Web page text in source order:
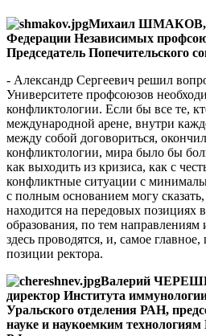
Михаил ШМАКОВ,
Федерации Незавиcимых
Председатель Попечительского
- Александр Сергеевич решил
Университете профсоюзов
конфликтологии. Если бы все те,
международной арене, внутри
между собой договориться,
конфликтологии, мира было бы
как выходить из кризиса, как с
конфликтные ситуации с
с полным основанием могу
находится на передовых позициях
образования, по тем направлениям
здесь проводятся, и, самое
позиции ректора.
Валерий
директор Института
Уральского отделения РАН,
науке и наукоемким